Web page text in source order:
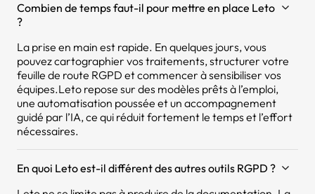
Combien de temps faut-il pour mettre en place Leto
?
La prise en main est rapide. En quelques jours, vous
pouvez cartographier vos traitements, structurer votre
feuille de route RGPD et commencer à sensibiliser vos
équipes.Leto repose sur des modèles prêts à l’emploi,
une automatisation poussée et un accompagnement
guidé par l’IA, ce qui réduit fortement le temps et l’effort
nécessaires.
En quoi Leto est-il différent des autres outils RGPD ?